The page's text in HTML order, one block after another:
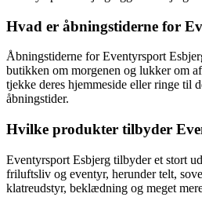
Hvad er åbningstiderne for
Åbningstiderne for Eventyrsport
butikken om morgenen og lukker om
tjekke deres hjemmeside eller ringe til
åbningstider.
Hvilke produkter tilbyder
Eventyrsport Esbjerg tilbyder et stort
friluftsliv og eventyr, herunder telt,
klatreudstyr, beklædning og meget